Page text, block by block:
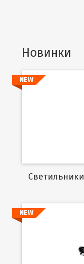
Новинки
NEW
NEW